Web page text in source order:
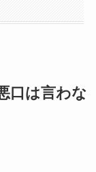
口は言わな